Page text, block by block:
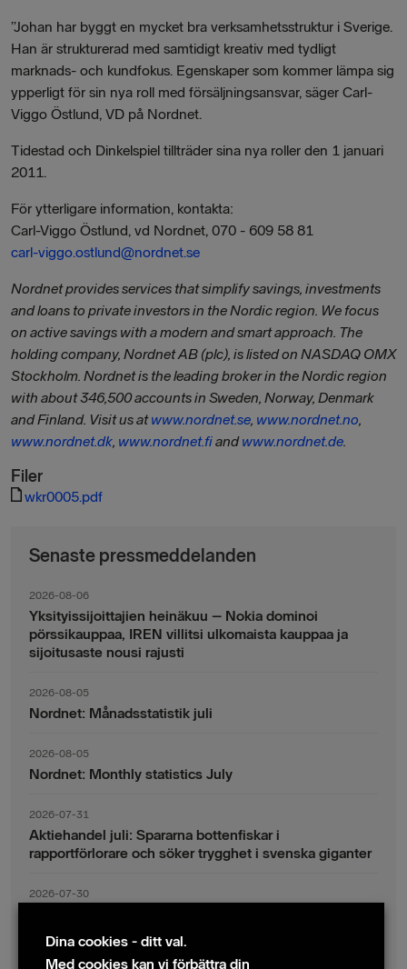
”Johan har byggt en mycket bra verksamhetsstruktur i Sverige.
Han är strukturerad med samtidigt kreativ med tydligt
marknads- och kundfokus. Egenskaper som kommer lämpa sig
ypperligt för sin nya roll med försäljningsansvar, säger Carl-
Viggo Östlund, VD på Nordnet.
Tidestad och Dinkelspiel tillträder sina nya roller den 1 januari
2011.
För ytterligare information, kontakta:
Carl-Viggo Östlund, vd Nordnet, 070 - 609 58 81
carl-viggo.ostlund@nordnet.se
Nordnet provides services that simplify savings, investments
and loans to private investors in the Nordic region. We focus
on active savings with a modern and smart approach. The
holding company, Nordnet AB (plc), is listed on NASDAQ OMX
Stockholm. Nordnet is the leading broker in the Nordic region
with about 346,500 accounts in Sweden, Norway, Denmark
and Finland. Visit us atwww.nordnet.se, www.nordnet.no,
www.nordnet.dk, www.nordnet.fiandwww.nordnet.de.
Filer
wkr0005.pdf
Senaste pressmeddelanden
2026-08-06
Yksityissijoittajien heinäkuu – Nokia dominoi
pörssikauppaa, IREN villitsi ulkomaista kauppaa ja
sijoitusaste nousi rajusti
2026-08-05
Nordnet: Månadsstatistik juli
2026-08-05
Nordnet: Monthly statistics July
2026-07-31
Aktiehandel juli: Spararna bottenfiskar i
rapportförlorare och söker trygghet i svenska giganter
2026-07-30
indexsparandet ligger fast
Dina cookies - ditt val.
Med cookies kan vi förbättra din